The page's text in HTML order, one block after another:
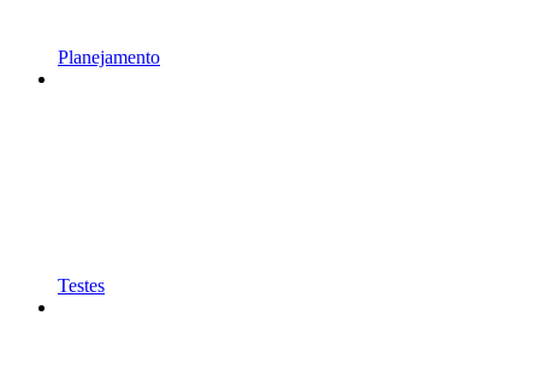
Planejamento
Testes